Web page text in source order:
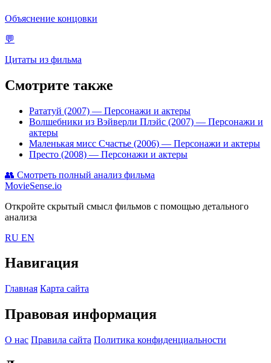
Объяснение концовки
💬
Цитаты из фильма
Смотрите также
Рататуй (2007) — Персонажи и актеры
Волшебники из Вэйверли Плэйс (2007) — Персонажи и
актеры
Маленькая мисс Счастье (2006) — Персонажи и актеры
Престо (2008) — Персонажи и актеры
👥 Смотреть полный анализ фильма
MovieSense.io
Откройте скрытый смысл фильмов с помощью детального
анализа
RU EN
Навигация
Главная Карта сайта
Правовая информация
О нас Правила сайта Политика конфиденциальности